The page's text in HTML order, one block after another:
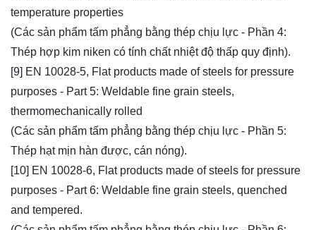
temperature properties
(Các sản phẩm tấm phẳng bằng thép chịu lực - Phần 4:
Thép hợp kim niken có tính chất nhiệt độ thấp quy định).
[9] EN 10028-5, Flat products made of steels for pressure
purposes - Part 5: Weldable fine grain steels,
thermomechanically rolled
(Các sản phẩm tấm phẳng bằng thép chịu lực - Phần 5:
Thép hạt mịn hàn được, cán nóng).
[10] EN 10028-6, Flat products made of steels for pressure
purposes - Part 6: Weldable fine grain steels, quenched
and tempered.